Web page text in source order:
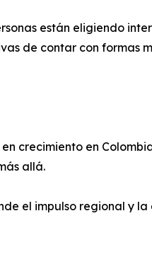
están eligiendo
de contar con formas
crecimiento en
allá.
el impulso regional y